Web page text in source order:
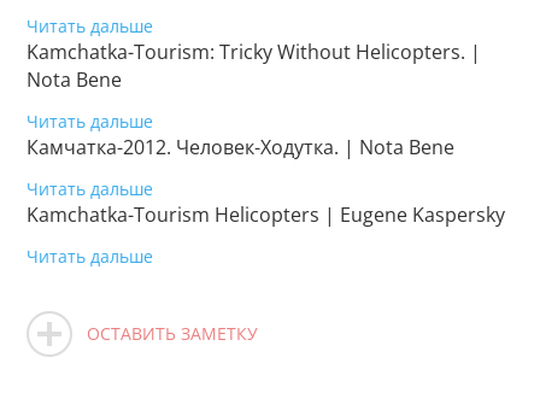
Читать дальше
Kamchatka-Tourism: Tricky Without Helicopters. |
Nota Bene
Читать дальше
Камчатка-2012. Человек-Ходутка. | Nota Bene
Читать дальше
Kamchatka-Tourism Helicopters | Eugene Kaspersky
Читать дальше
ОСТАВИТЬ ЗАМЕТКУ